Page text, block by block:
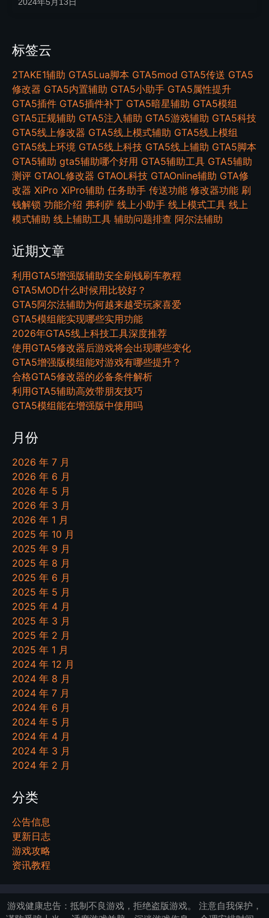
标签云
2TAKE1辅助 GTA5Lua脚本 GTA5mod GTA5传送 GTA5
修改器 GTA5内置辅助 GTA5小助手 GTA5属性提升
GTA5插件 GTA5插件补丁 GTA5暗星辅助 GTA5模组
GTA5正规辅助 GTA5注入辅助 GTA5游戏辅助 GTA5科技
GTA5线上修改器 GTA5线上模式辅助 GTA5线上模组
GTA5线上环境 GTA5线上科技 GTA5线上辅助 GTA5脚本
GTA5辅助 gta5辅助哪个好用 GTA5辅助工具 GTA5辅助
测评 GTAOL修改器 GTAOL科技 GTAOnline辅助 GTA修
改器 XiPro XiPro辅助 任务助手 传送功能 修改器功能 刷
钱解锁 功能介绍 弗利萨 线上小助手 线上模式工具 线上
模式辅助 线上辅助工具 辅助问题排查 阿尔法辅助
近期文章
利用GTA5增强版辅助安全刷钱刷车教程
GTA5MOD什么时候用比较好？
GTA5阿尔法辅助为何越来越受玩家喜爱
GTA5模组能实现哪些实用功能
2026年GTA5线上科技工具深度推荐
使用GTA5修改器后游戏将会出现哪些变化
GTA5增强版模组能对游戏有哪些提升？
合格GTA5修改器的必备条件解析
利用GTA5辅助高效带朋友技巧
GTA5模组能在增强版中使用吗
月份
2026 年 7 月
2026 年 6 月
2026 年 5 月
2026 年 3 月
2026 年 1 月
2025 年 10 月
2025 年 9 月
2025 年 8 月
2025 年 6 月
2025 年 5 月
2025 年 4 月
2025 年 3 月
2025 年 2 月
2025 年 1 月
2024 年 12 月
2024 年 8 月
2024 年 7 月
2024 年 6 月
2024 年 5 月
2024 年 4 月
2024 年 3 月
2024 年 2 月
分类
公告信息
更新日志
游戏攻略
资讯教程
游戏健康忠告：抵制不良游戏，拒绝盗版游戏。 注意自我保护，